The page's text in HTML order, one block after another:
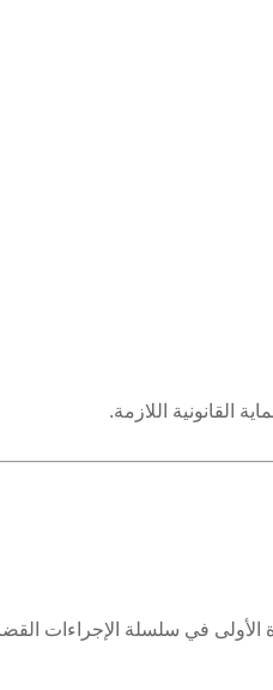
القانونية اللازمة.
الأولى في سلسلة الإجراءات